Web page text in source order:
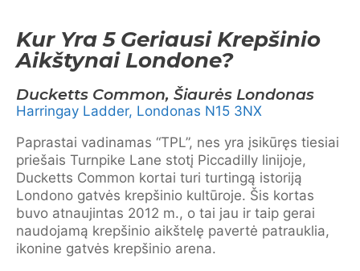
Kur Yra 5 Geriausi Krepšinio
Aikštynai Londone?
Ducketts Common, Šiaurės Londonas
Harringay Ladder, Londonas N15 3NX
Paprastai vadinamas “TPL”, nes yra įsikūręs tiesiai
priešais Turnpike Lane stotį Piccadilly linijoje,
Ducketts Common kortai turi turtingą istoriją
Londono gatvės krepšinio kultūroje. Šis kortas
buvo atnaujintas 2012 m., o tai jau ir taip gerai
naudojamą krepšinio aikštelę pavertė patrauklia,
ikonine gatvės krepšinio arena.